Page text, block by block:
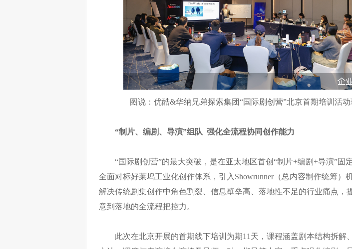
图说：优酷&华纳兄弟探索集团“国际剧创营”北京首期培训活动
“制片、编剧、导演”组队 强化全流程协同创作能力
“国际剧创营”的最大突破，是在亚太地区首创“制片+编剧+导演”固
全面对标好莱坞工业化创作体系，引入Showrunner（总内容制作统筹）
解决传统剧集创作中角色割裂、信息壁垒高、落地性不足的行业痛点，
意到落地的全流程把控力。
此次在北京开展的首期线下培训为期11天，课程涵盖剧本结构拆解